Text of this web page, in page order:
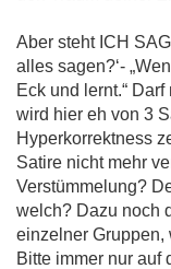
Aber steht ICH
alles sagen?‘-
Eck und lernt.“
wird hier eh von 3
Hyperkorrektness
Satire nicht mehr
Verstümmelung?
welch? Dazu noch
einzelner Gruppen,
Bitte immer nur auf